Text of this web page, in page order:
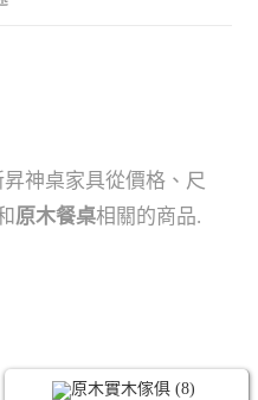
神桌家具從價格、尺
原木餐桌相關的商品.